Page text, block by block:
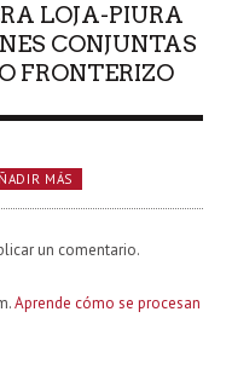
LOJA-PIURA
CONJUNTAS
FRONTERIZO
MÁS
un comentario.
Aprende cómo se procesan